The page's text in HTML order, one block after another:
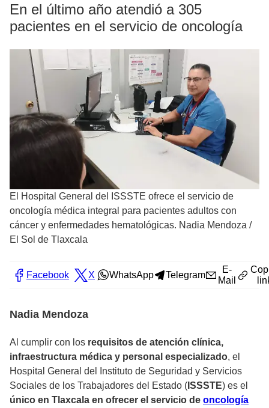
En el último año atendió a 305
pacientes en el servicio de oncología
El Hospital General del ISSSTE ofrece el servicio de
oncología médica integral para pacientes adultos con
cáncer y enfermedades hematológicas. Nadia Mendoza /
El Sol de Tlaxcala
Facebook X WhatsApp Telegram
E-
Mail
Nadia Mendoza
Al cumplir con los requisitos de atención clínica,
infraestructura médica y personal especializado, el
Hospital General del Instituto de Seguridad y Servicios
Sociales de los Trabajadores del Estado ( ISSSTE) es el
único en Tlaxcala en ofrecer el servicio de oncología